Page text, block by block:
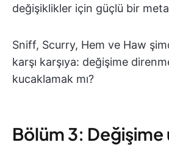
değişiklikler için güçlü bir
Sniff, Scurry, Hem ve Haw
karşı karşıya: değişime
kucaklamak mı?
Bölüm 3: Değişime